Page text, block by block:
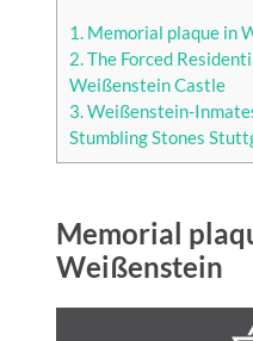
1. Memorial plaque in
2.The Forced
Weißenstein Castle
3.Weißenstein-
Stumbling Stones
Memorial
Weißenstein